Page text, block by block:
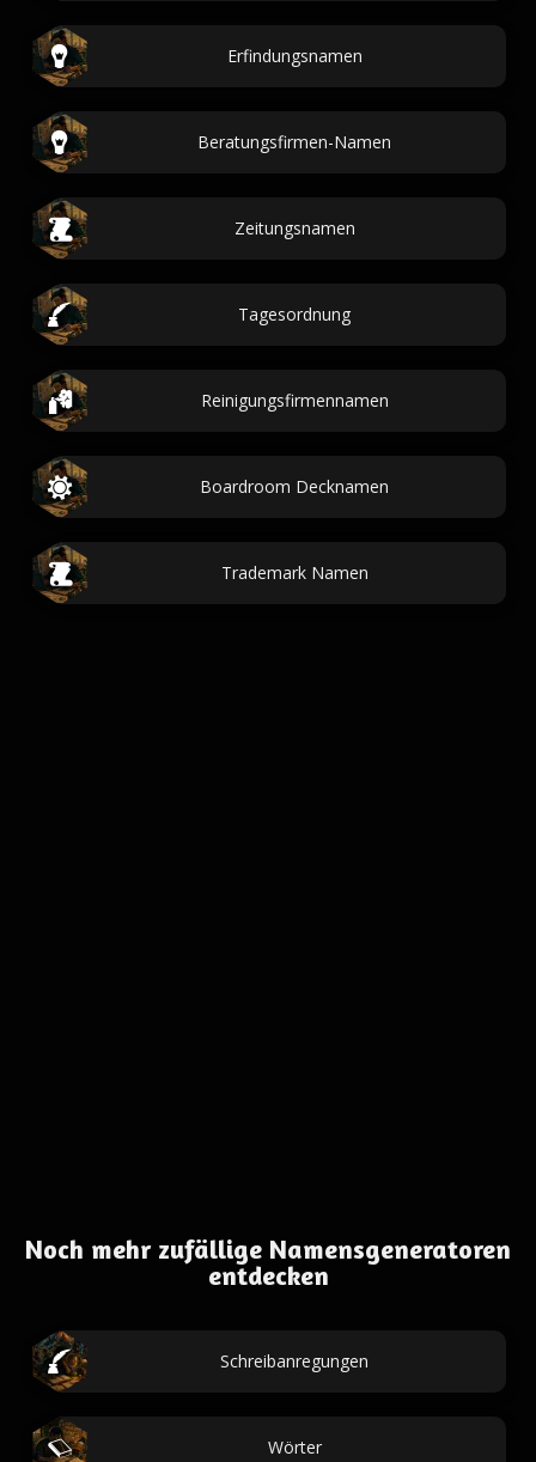
Erfindungsnamen
Beratungsfirmen-Namen
Zeitungsnamen
Tagesordnung
Reinigungsfirmennamen
Boardroom Decknamen
Trademark Namen
Noch mehr zufällige Namensgeneratoren
entdecken
Schreibanregungen
Wörter